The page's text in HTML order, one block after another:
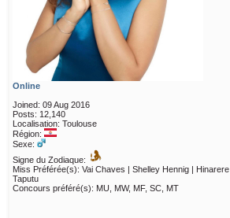
Online
Joined: 09 Aug 2016
Posts: 12,140
Localisation: Toulouse
Région:
Sexe:
Signe du Zodiaque:
Miss Préférée(s): Vai Chaves | Shelley Hennig | Hinarere
Taputu
Concours préféré(s): MU, MW, MF, SC, MT